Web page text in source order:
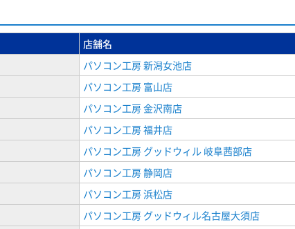
店舗名
パソコン工房 新潟女池店
パソコン工房 富山店
パソコン工房 金沢南店
パソコン工房 福井店
パソコン工房 グッドウィル 岐阜茜部店
パソコン工房 静岡店
パソコン工房 浜松店
パソコン工房 グッドウィル名古屋大須店